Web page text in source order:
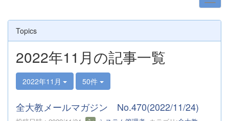
Topics
2022年11月の記事一覧
2022年11月 50件
全大教メールマガジン No.470(2022/11/24)